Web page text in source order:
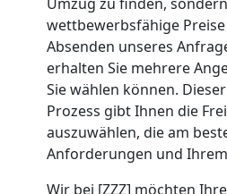
wettbewerbsfähige
Absenden unseres
erhalten Sie mehrere
Sie wählen können.
Prozess gibt Ihnen die
auszuwählen, die am
Anforderungen und
Wir bei [ZZZ] möchten
Mini
Umzug
Feldkirch
Umzug